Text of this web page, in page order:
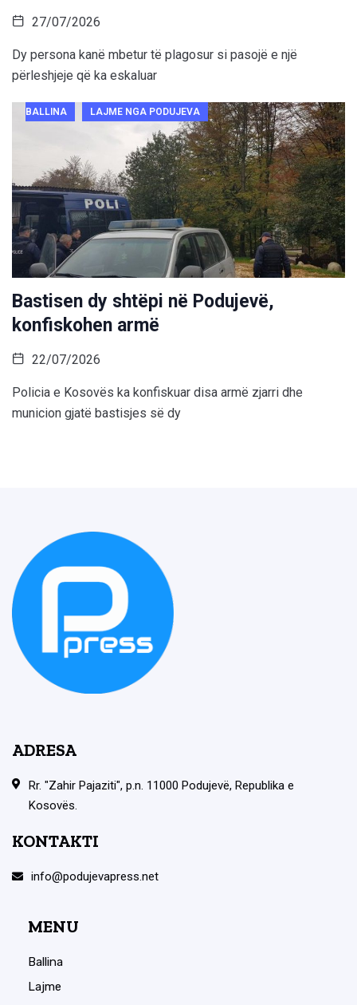
27/07/2026
Dy persona kanë mbetur të plagosur si pasojë e një
përleshjeje që ka eskaluar
BALLINA LAJME NGA PODUJEVA
Bastisen dy shtëpi në Podujevë,
konfiskohen armë
22/07/2026
Policia e Kosovës ka konfiskuar disa armë zjarri dhe
municion gjatë bastisjes së dy
ADRESA
Rr. "Zahir Pajaziti", p.n. 11000 Podujevë, Republika e
Kosovës.
KONTAKTI
info@podujevapress.net
MENU
Ballina
Lajme